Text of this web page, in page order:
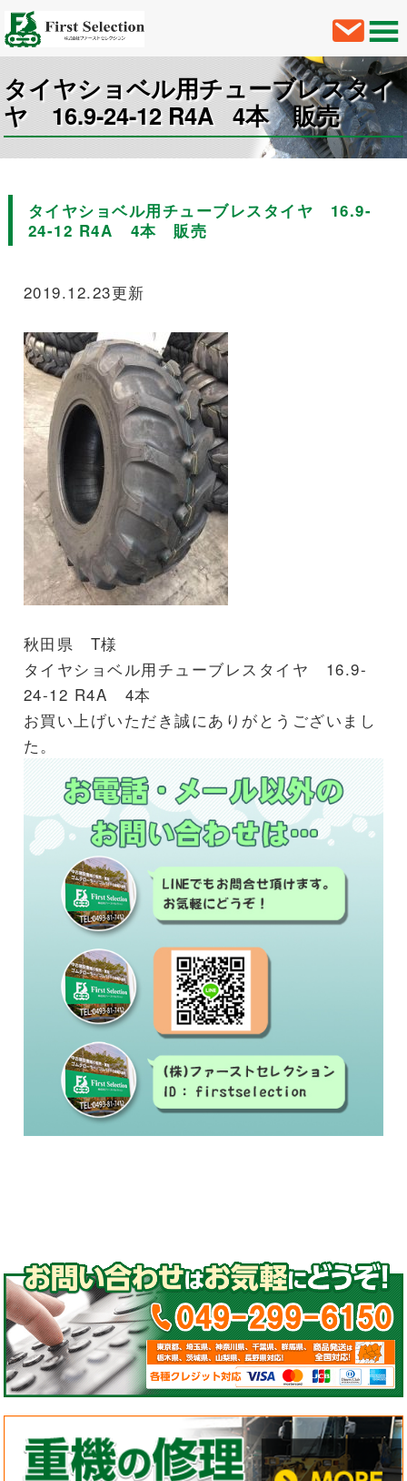
タイヤショベル用チューブレスタイ
ヤ 16.9-24-12 R4A 4本 販売
タイヤショベル用チューブレスタイヤ 16.9-
24-12 R4A 4本 販売
2019.12.23更新
秋田県 T様
タイヤショベル用チューブレスタイヤ 16.9-
24-12 R4A 4本
お買い上げいただき誠にありがとうございまし
た。